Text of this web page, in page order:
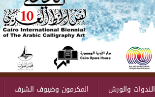
المكرمون وضيوف الشرف الندوات والورش